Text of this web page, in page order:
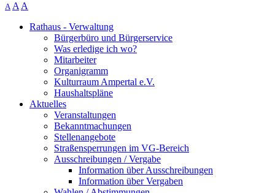
A A A
Rathaus - Verwaltung
Bürgerbüro und Bürgerservice
Was erledige ich wo?
Mitarbeiter
Organigramm
Kulturraum Ampertal e.V.
Haushaltspläne
Aktuelles
Veranstaltungen
Bekanntmachungen
Stellenangebote
Straßensperrungen im VG-Bereich
Ausschreibungen / Vergabe
Information über Ausschreibungen
Information über Vergaben